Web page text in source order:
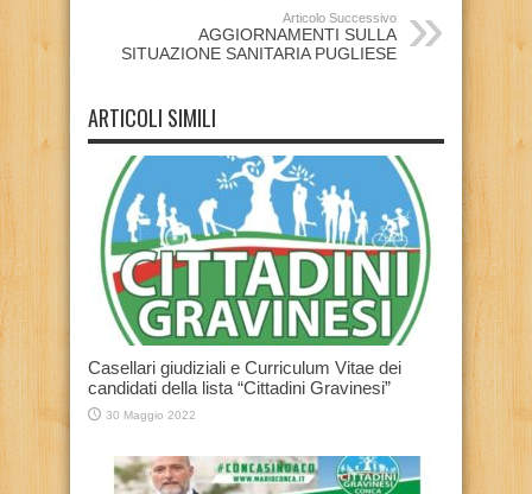
Articolo Successivo
AGGIORNAMENTI SULLA
SITUAZIONE SANITARIA PUGLIESE
ARTICOLI SIMILI
Casellari giudiziali e Curriculum Vitae dei
candidati della lista “Cittadini Gravinesi”
30 Maggio 2022